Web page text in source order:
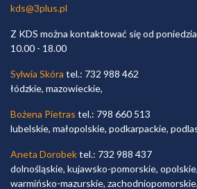
kds@3plus.pl
Z KDS można kontaktować się od
10.00 - 18.00
Sylwia Skóra tel.: 732 988 462
łódzkie, mazowieckie,
Bożena Pietras tel.: 798 660 513
lubelskie, małopolskie, podkarpackie,
Aneta Dorobektel.: 732 988 437
dolnośląskie, kujawsko-pomorskie,
warmińsko-mazurskie, zachodniopomorskie,